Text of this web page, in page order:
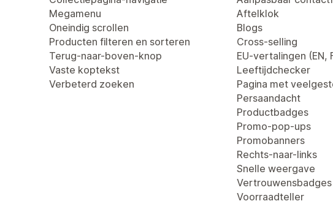
Megamenu
Oneindig scrollen
Producten filteren en sorteren
Terug-naar-boven-knop
Vaste koptekst
Verbeterd zoeken
Aftelklok
Blogs
Cross-selling
EU-vertalingen (EN,
Leeftijdchecker
Pagina met
Persaandacht
Productbadges
Promo-pop-ups
Promobanners
Rechts-naar-links
Snelle weergave
Vertrouwensbadges
Voorraadteller